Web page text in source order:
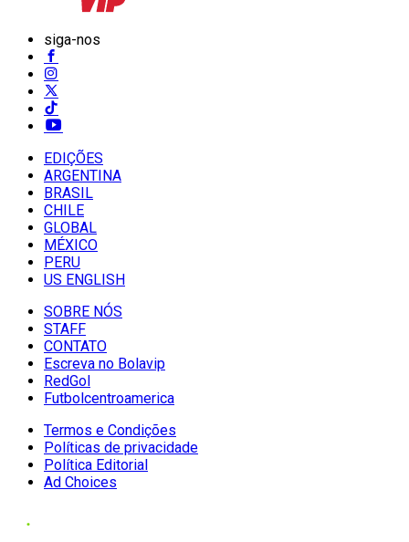
siga-nos
EDIÇÕES
ARGENTINA
BRASIL
CHILE
GLOBAL
MÉXICO
PERU
US ENGLISH
SOBRE NÓS
STAFF
CONTATO
Escreva no Bolavip
RedGol
Futbolcentroamerica
Termos e Condições
Políticas de privacidade
Política Editorial
Ad Choices